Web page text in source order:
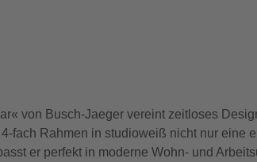
von Busch-Jaeger vereint zeitloses
fach Rahmen in studioweiß nicht nur
er perfekt in moderne Wohn- und